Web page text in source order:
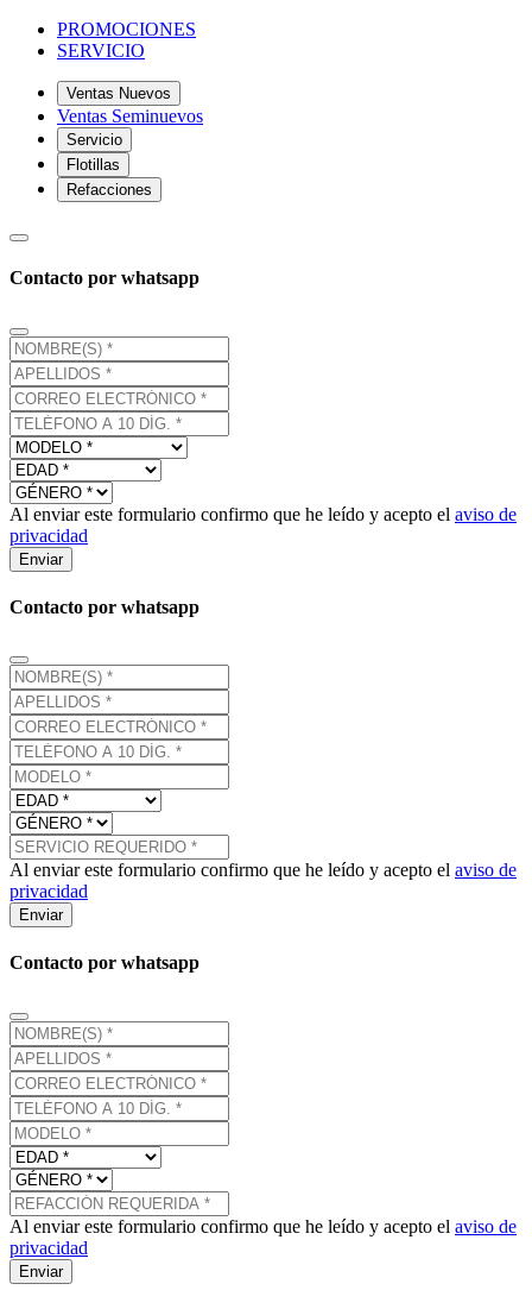
PROMOCIONES
SERVICIO
Ventas Nuevos
Ventas Seminuevos
Servicio
Flotillas
Refacciones
Contacto por whatsapp
Al enviar este formulario confirmo que he leído y acepto el aviso de
privacidad
Enviar
Contacto por whatsapp
Al enviar este formulario confirmo que he leído y acepto el aviso de
privacidad
Enviar
Contacto por whatsapp
Al enviar este formulario confirmo que he leído y acepto el aviso de
privacidad
Enviar